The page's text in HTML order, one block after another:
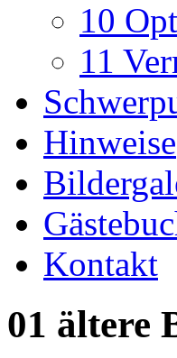
10
11
Hinweise
Kontakt
01 ältere